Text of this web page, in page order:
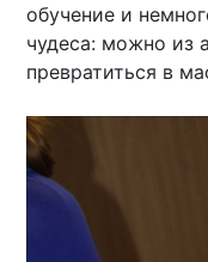
обучение и
чудеса: можно из
превратиться в